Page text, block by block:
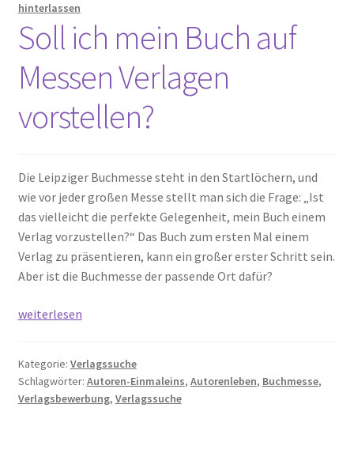
hinterlassen
Soll ich mein Buch auf
Messen Verlagen
vorstellen?
Die Leipziger Buchmesse steht in den Startlöchern, und
wie vor jeder großen Messe stellt man sich die Frage: „Ist
das vielleicht die perfekte Gelegenheit, mein Buch einem
Verlag vorzustellen?“ Das Buch zum ersten Mal einem
Verlag zu präsentieren, kann ein großer erster Schritt sein.
Aber ist die Buchmesse der passende Ort dafür?
Soll
Buch
auf
weiterlesen
Kategorie: Verlagssuche
Schlagwörter: Autoren-Einmaleins, Autorenleben, Buchmesse,
Verlagsbewerbung, Verlagssuche